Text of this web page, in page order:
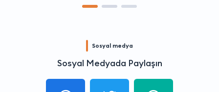
Sosyal medya
Sosyal Medyada Paylaşın